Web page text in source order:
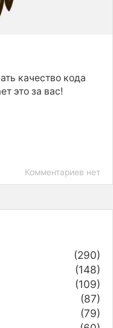
качество кода
это за вас!
Комментариев нет
(290)
(148)
(109)
(87)
(79)